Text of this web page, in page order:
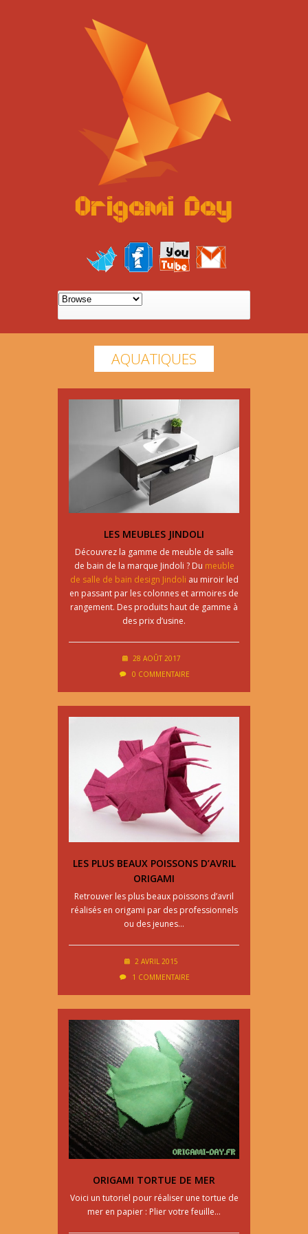
AQUATIQUES
LES MEUBLES JINDOLI
Découvrez la gamme de meuble de salle
de bain de la marque Jindoli ? Du meuble
de salle de bain design Jindoli au miroir led
en passant par les colonnes et armoires de
rangement. Des produits haut de gamme à
des prix d’usine.
28 AOÛT 2017
0 COMMENTAIRE
LES PLUS BEAUX POISSONS D’AVRIL
ORIGAMI
Retrouver les plus beaux poissons d’avril
réalisés en origami par des professionnels
ou des jeunes…
2 AVRIL 2015
1 COMMENTAIRE
ORIGAMI TORTUE DE MER
Voici un tutoriel pour réaliser une tortue de
mer en papier : Plier votre feuille…